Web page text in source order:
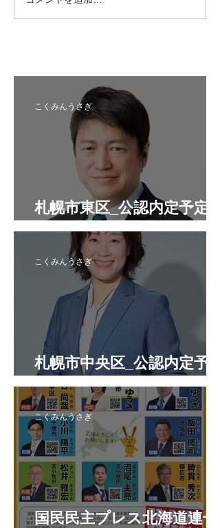
定候補者
札幌市東区_公認内定予定候
補者
こくみんうさぎ
札幌市中央区_公認内定予定
候補者
こくみんうさぎ
国民民主プレス北海道連号
こくみんうさぎ